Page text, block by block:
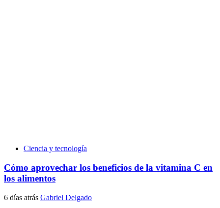
Ciencia y tecnología
Cómo aprovechar los beneficios de la vitamina C en
los alimentos
6 días atrás Gabriel Delgado